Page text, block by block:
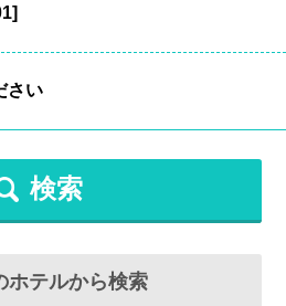
検索
ホテルから検索